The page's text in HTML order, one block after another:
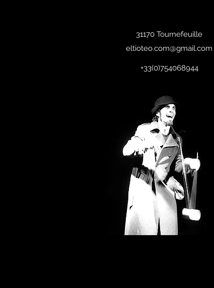
31170 Tournefeuille
eltioteo.com@gmail.com
+33(0)754068944